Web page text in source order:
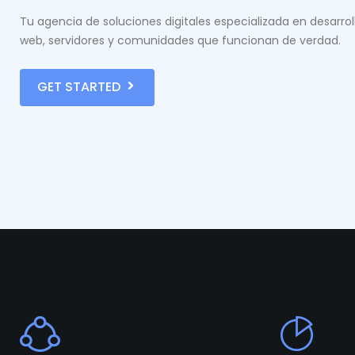
Tu agencia de soluciones digitales especializada en
web, servidores y comunidades que funcionan de verdad.
GET STARTED